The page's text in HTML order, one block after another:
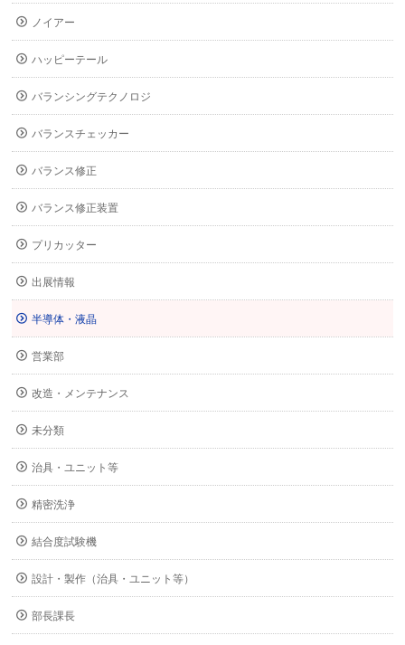
ノイアー
ハッピーテール
バランシングテクノロジ
バランスチェッカー
バランス修正
バランス修正装置
プリカッター
出展情報
半導体・液晶
営業部
改造・メンテナンス
未分類
治具・ユニット等
精密洗浄
結合度試験機
設計・製作（治具・ユニット等）
部長課長